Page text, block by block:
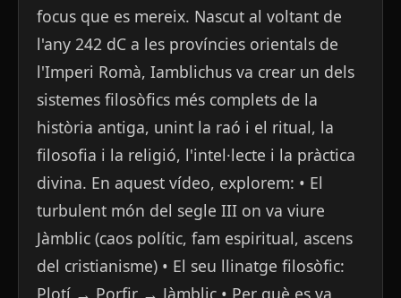
focus que es mereix. Nascut al voltant de
l'any 242 dC a les províncies orientals de
l'Imperi Romà, Iamblichus va crear un dels
sistemes filosòfics més complets de la
història antiga, unint la raó i el ritual, la
filosofia i la religió, l'intel·lecte i la pràctica
divina. En aquest vídeo, explorem: • El
turbulent món del segle III on va viure
Jàmblic (caos polític, fam espiritual, ascens
del cristianisme) • El seu llinatge filosòfic:
Plotí → Porfir → Jàmblic • Per què es va